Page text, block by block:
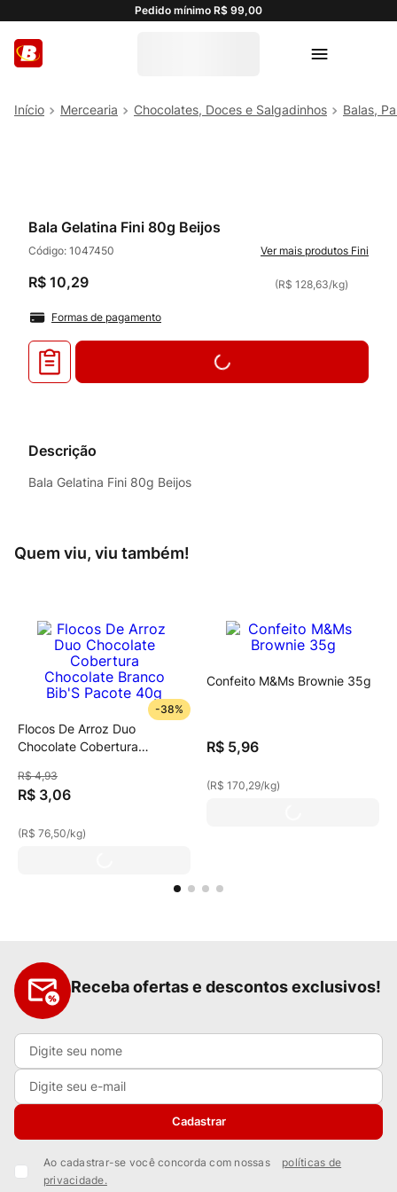
Pedido mínimo R$ 99,00
Mercearia Chocolates, Doces e Salgadinhos Balas,
Bala Gelatina Fini 80g Beijos
Código: 1047450 Fini
R$ 10,29 (R$ 128,63/kg)
Formas de pagamento
Descrição
Bala Gelatina Fini 80g Beijos
Quem viu, viu também!
-38%
Flocos De Arroz Duo
Chocolate Cobertura
Pacote 40g
R$ 4,93
R$ 3,06
(R$ 76,50/kg)
Confeito M&Ms Brownie 35g
R$ 5,96
(R$ 170,29/kg)
Receba ofertas e descontos exclusivos!
Cadastrar
Ao cadastrar-se você concorda com nossas
políticas de
privacidade.